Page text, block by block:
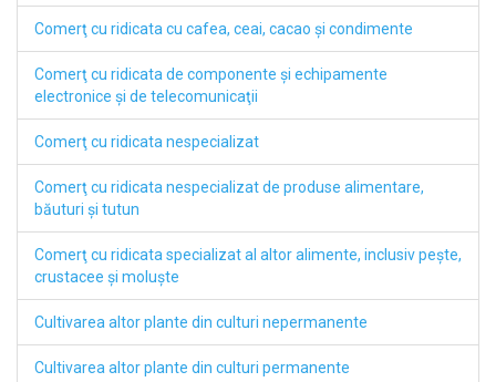
Comerţ cu ridicata cu cafea, ceai, cacao şi condimente
Comerţ cu ridicata de componente şi echipamente
electronice şi de telecomunicaţii
Comerţ cu ridicata nespecializat
Comerţ cu ridicata nespecializat de produse alimentare,
băuturi şi tutun
Comerţ cu ridicata specializat al altor alimente, inclusiv peşte,
crustacee şi moluşte
Cultivarea altor plante din culturi nepermanente
Cultivarea altor plante din culturi permanente